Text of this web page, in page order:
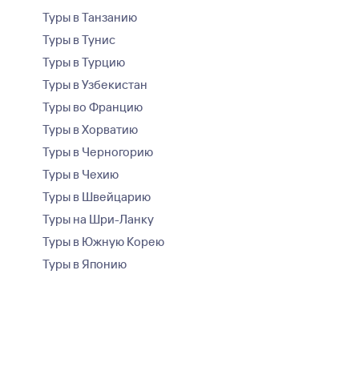
Туры в Танзанию
Туры в Тунис
Туры в Турцию
Туры в Узбекистан
Туры во Францию
Туры в Хорватию
Туры в Черногорию
Туры в Чехию
Туры в Швейцарию
Туры на Шри-Ланку
Туры в Южную Корею
Туры в Японию